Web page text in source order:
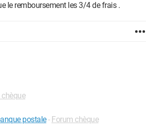
le remboursement les 3/4 de frais .
postale- Forum chèque